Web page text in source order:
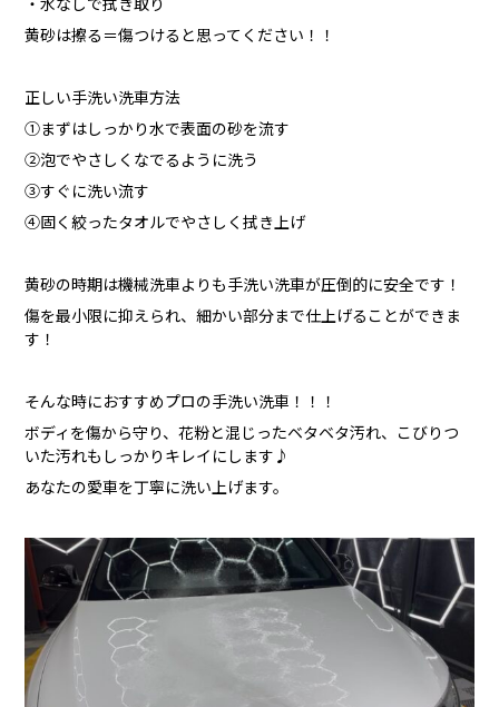
黄砂は擦る＝傷つけると思ってください！！
正しい手洗い洗車方法
①まずはしっかり水で表面の砂を流す
②泡でやさしくなでるように洗う
③すぐに洗い流す
④固く絞ったタオルでやさしく拭き上げ
黄砂の時期は機械洗車よりも手洗い洗車が圧倒的に安全です！
傷を最小限に抑えられ、細かい部分まで仕上げることができま
す！
そんな時におすすめプロの手洗い洗車！！！
ボディを傷から守り、花粉と混じったベタベタ汚れ、こびりつ
いた汚れもしっかりキレイにします♪
あなたの愛車を丁寧に洗い上げます。